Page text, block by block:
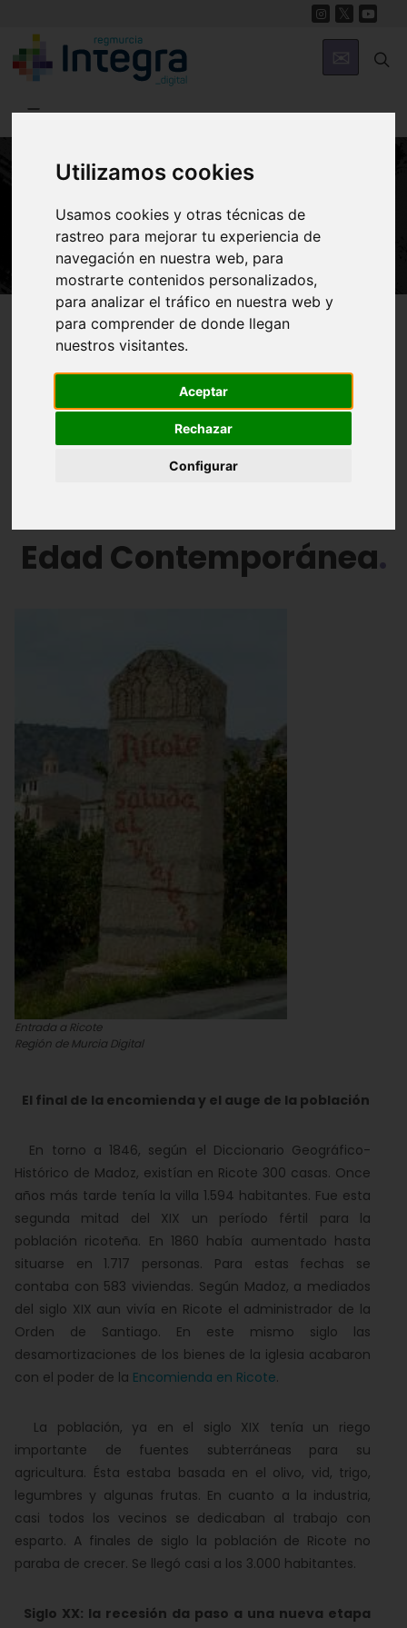
Utilizamos cookies
Usamos cookies y otras técnicas de
rastreo para mejorar tu experiencia de
navegación en nuestra web, para
mostrarte contenidos personalizados,
para analizar el tráfico en nuestra web y
para comprender de donde llegan
nuestros visitantes.
Aceptar
Rechazar
Configurar
Historia de Ricote
Región de Murcia Digital Historia Historia de la Región
Prehistoria y Antigüedad
Edad Media Edad Moderna
Edad Contemporánea
Entrada a Ricote
Región de Murcia Digital
El final de la encomienda y el auge de la población
En torno a 1846, según el Diccionario Geográfico-
Histórico de Madoz, existían en Ricote 300 casas. Once
años más tarde tenía la villa 1.594 habitantes. Fue esta
segunda mitad del XIX un período fértil para la
población ricoteña. En 1860 había aumentado hasta
situarse en 1.717 personas. Para estas fechas se
contaba con 583 viviendas. Según Madoz, a mediados
del siglo XIX aun vivía en Ricote el administrador de la
Orden de Santiago. En este mismo siglo las
desamortizaciones de los bienes de la iglesia acabaron
con el poder de la Encomienda en Ricote.
La población, ya en el siglo XIX tenía un riego
importante de fuentes subterráneas para su
agricultura. Ésta estaba basada en el olivo, vid, trigo,
legumbres y algunas frutas. En cuanto a la industria,
casi todos los vecinos se dedicaban al trabajo con
esparto. A finales de siglo la población de Ricote no
paraba de crecer. Se llegó casi a los 3.000 habitantes.
Siglo XX: la recesión da paso a una nueva etapa